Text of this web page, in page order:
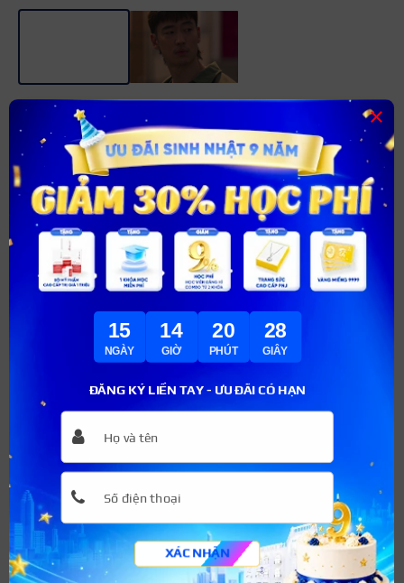
Xem thêm:Kiểu tóc cho trán cao namgiúp
mặt hài hoà, che khuyết điểm
Kiểu tóc mái dài hàn quốc
Nếu bạn là fan của các bộ phim Hàn Quốc hay có idol là
thần tượng Kpop, bạn nam có khuôn mặt vuông không
thể bỏ qua kiểu tóc mái dài Hàn Quốc. Mái tóc toát lên vẻ
ngoài lãng tử, phần tóc khá dài có chút xoăn nhẹ rũ
xuống khuôn mặt che đi các khuyết điểm một cách tinh
Kiểu tóc 1 phân
Một trong những kiểu tóc cho nam mặt vuông giúp bạn
ĐĂNG KÝ LIỀN TAY - ƯU ĐÃI CÓ HẠN
15
NGÀY
14
GIỜ
20
PHÚT
27
GIÂY
×
XÁC NHẬN